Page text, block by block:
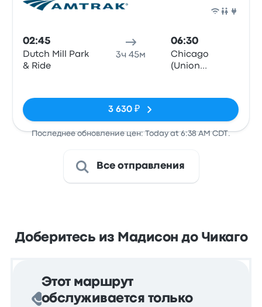
02:45
Dutch Mill Park
& Ride
3ч 45м
06:30
Chicago
(Union
3 630 ₽
Последнее обновление цен: Today at 6:38 AM CDT.
Все отправления
Доберитесь из Мадисон до Чикаго
Этот маршрут
обслуживается только